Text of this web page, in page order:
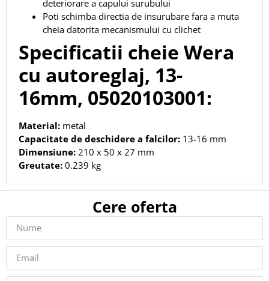
deteriorare a capului surubului
Poti schimba directia de insurubare fara a muta
cheia datorita mecanismului cu clichet
Specificatii cheie Wera
cu autoreglaj, 13-
16mm, 05020103001:
Material: metal
Capacitate de deschidere a falcilor: 13-16 mm
Dimensiune: 210 x 50 x 27 mm
Greutate: 0.239 kg
Cere oferta